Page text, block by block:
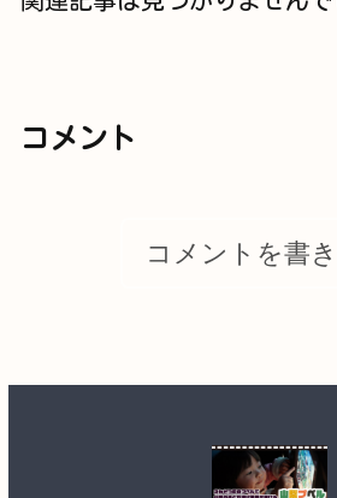
コメント
コメントを書